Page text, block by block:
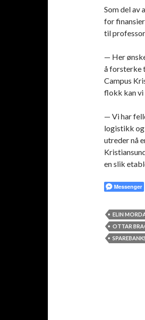
Som del av
for
til
— Her
å forsterke
Campus
flokk kan vi
— Vi har
logistikk og
utreder nå
en slik
Messenger
ELIN
OTTAR